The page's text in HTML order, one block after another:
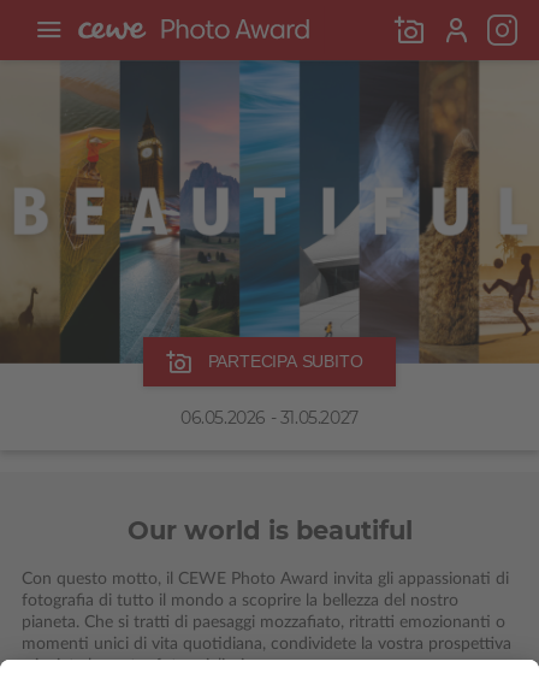
06.05.2026 - 31.05.2027
PARTECIPA SUBITO
Our world is beautiful
Con questo motto, il CEWE Photo Award invita gli appassionati di
fotografia di tutto il mondo a scoprire la bellezza del nostro
pianeta. Che si tratti di paesaggi mozzafiato, ritratti emozionanti o
momenti unici di vita quotidiana, condividete la vostra prospettiva